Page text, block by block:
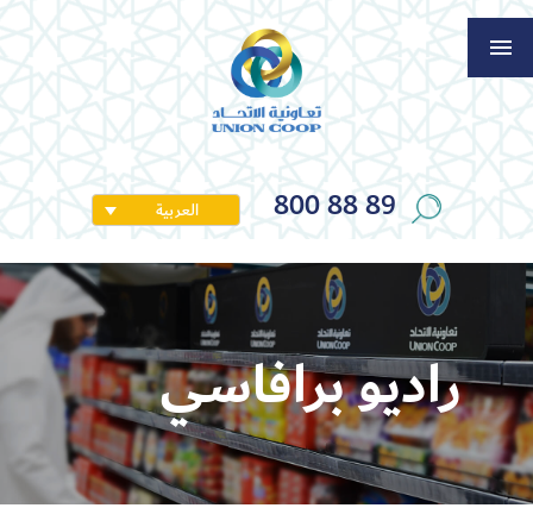
800 88 89 العربية
راديو برافاسي